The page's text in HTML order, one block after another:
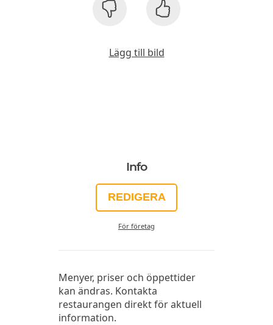
Lägg till bild
Info
REDIGERA
För företag
Menyer, priser och öppettider
kan ändras. Kontakta
restaurangen direkt för aktuell
information.